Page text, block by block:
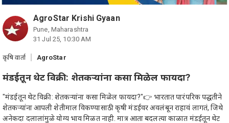
AgroStar Krishi Gyaan
Pune, Maharashtra
31 Jul 25, 10:30 AM
कृषि वार्ता AgroStar
मंडईतून थेट विक्री: शेतकऱ्यांना कसा मिळेल फायदा?
"मंडईतून थेट विक्री: शेतकऱ्यांना कसा मिळेल फायदा?"👉 भारतात पारंपरिक पद्धतीने
शेतकऱ्यांना आपली शेतीमाल विकण्यासाठी कृषी मंडईवर अवलंबून राहावं लागतं, जिथे
अनेकदा दलालांमुळे योग्य भाव मिळत नाही. मात्र आता बदलत्या काळात मंडईतून थेट